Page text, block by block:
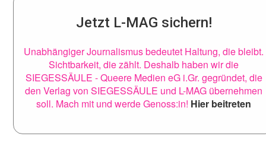
Jetzt L-MAG sichern!
Unabhängiger Journalismus bedeutet Haltung, die bleibt.
Sichtbarkeit, die zählt. Deshalb haben wir die
SIEGESSÄULE - Queere Medien eG i.Gr. gegründet, die
den Verlag von SIEGESSÄULE und L-MAG übernehmen
soll. Mach mit und werde Genoss:in! Hier beitreten